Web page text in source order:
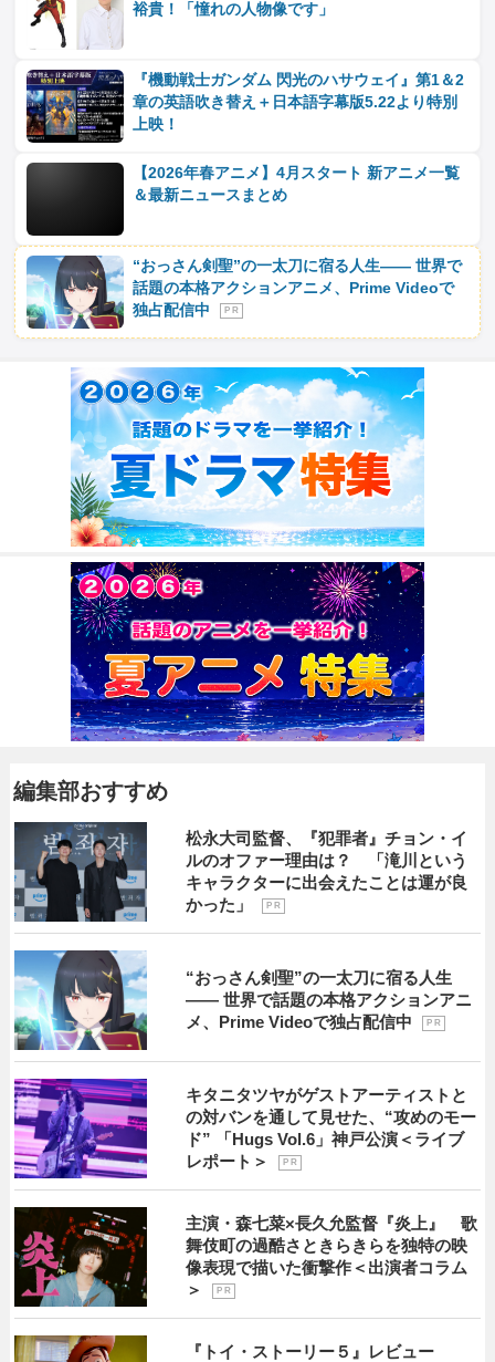
裕貴！「憧れの人物像です」
『機動戦士ガンダム 閃光のハサウェイ』第1＆2
章の英語吹き替え＋日本語字幕版5.22より特別
上映！
【2026年春アニメ】4月スタート 新アニメ一覧
＆最新ニュースまとめ
“おっさん剣聖”の一太刀に宿る人生―― 世界で
話題の本格アクションアニメ、Prime Videoで
独占配信中
P R
編集部おすすめ
松永大司監督、『犯罪者』チョン・イ
ルのオファー理由は？ 「滝川という
キャラクターに出会えたことは運が良
かった」
P R
“おっさん剣聖”の一太刀に宿る人生
―― 世界で話題の本格アクションアニ
メ、Prime Videoで独占配信中
P R
キタニタツヤがゲストアーティストと
の対バンを通して見せた、“攻めのモー
ド” 「Hugs Vol.6」神戸公演＜ライブ
レポート＞
P R
主演・森七菜×長久允監督『炎上』 歌
舞伎町の過酷さときらきらを独特の映
像表現で描いた衝撃作＜出演者コラム
＞
P R
『トイ・ストーリー５』レビュー